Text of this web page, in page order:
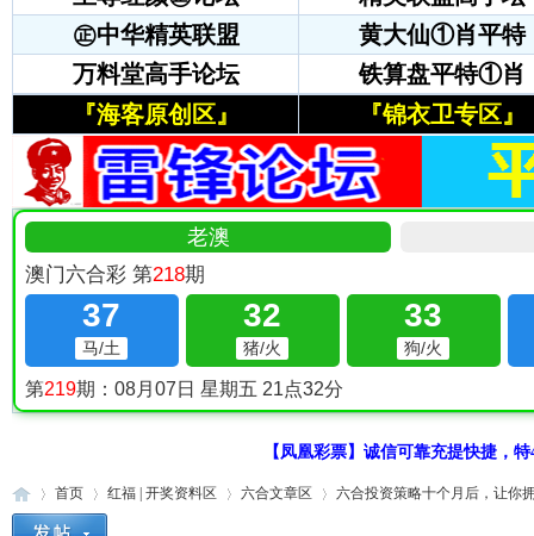
【凤凰彩票】诚信可靠充提快捷，
首页 红福 | 开奖资料区 六合文章区 六合投资策略十个月后，让你